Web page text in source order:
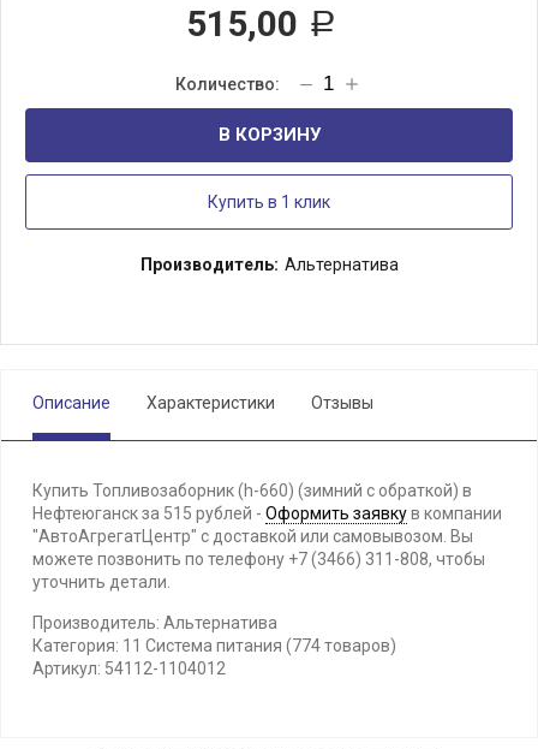
515,00 Р
В КОРЗИНУ
Купить в 1 клик
Производитель: Альтернатива
Описание Характеристики Отзывы
Купить Топливозаборник (h-660) (зимний с обраткой) в
Нефтеюганск за 515 рублей - Оформить заявкув компании
"АвтоАгрегатЦентр" с доставкой или самовывозом. Вы
можете позвонить по телефону +7 (3466) 311-808, чтобы
уточнить детали.
Производитель: Альтернатива
Категория: 11 Система питания (774 товаров)
Артикул: 54112-1104012